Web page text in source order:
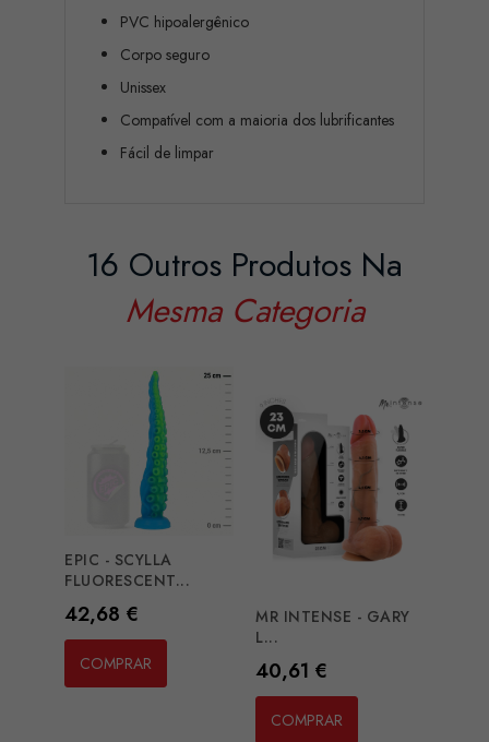
PVC hipoalergênico
Corpo seguro
Unissex
Compatível com a maioria dos lubrificantes
Fácil de limpar
16 Outros Produtos Na
Mesma Categoria
EPIC - SCYLLA
FLUORESCENT...
Preço
42,68 €
COMPRAR
MR INTENSE - GARY
L...
Preço
40,61 €
COMPRAR